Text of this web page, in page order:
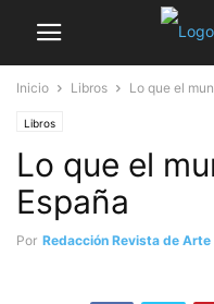
Inicio Libros Lo que el
Libros
Lo que el
España
Por Redacción Revista de Arte